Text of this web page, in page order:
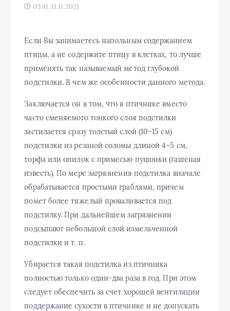
03:41, 11.11.2021
Если Вы занимаетесь напольным содержанием
птицы, а не содержите птицу в клетках, то лучше
применять так называемый метод глубокой
подстилки. В чем же особенности данного метода.
Заключается он в том, что в птичнике вместо
часто сменяемого тонкого слоя подстилки
застилается сразу толстый слой (10–15 см)
подстилки из резаной соломы длиной 4–5 см,
торфа или опилок с примесью пушонки (гашеная
известь). По мере загрязнения подстилка вначале
обрабатывается простыми граблями, причем
помет более тяжелый проваливается под
подстилку. При дальнейшем загрязнении
подсыпают небольшой слой измельченной
подстилки и т. п.
Убирается такая подстилка из птичника
полностью только один-два раза в год. При этом
следует обеспечить за счет хорошей вентиляции
поддержание сухости в птичнике и не допускать